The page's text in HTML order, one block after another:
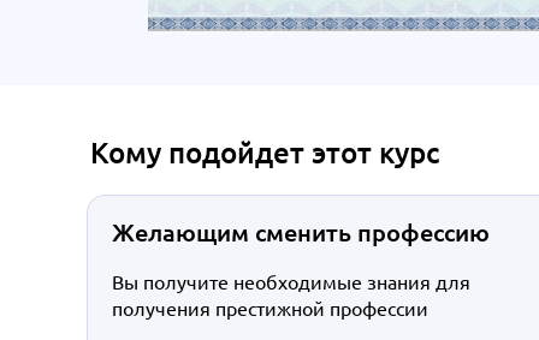
Кому подойдет этот курс
Желающим сменить профессию
Вы получите необходимые знания для
получения престижной профессии